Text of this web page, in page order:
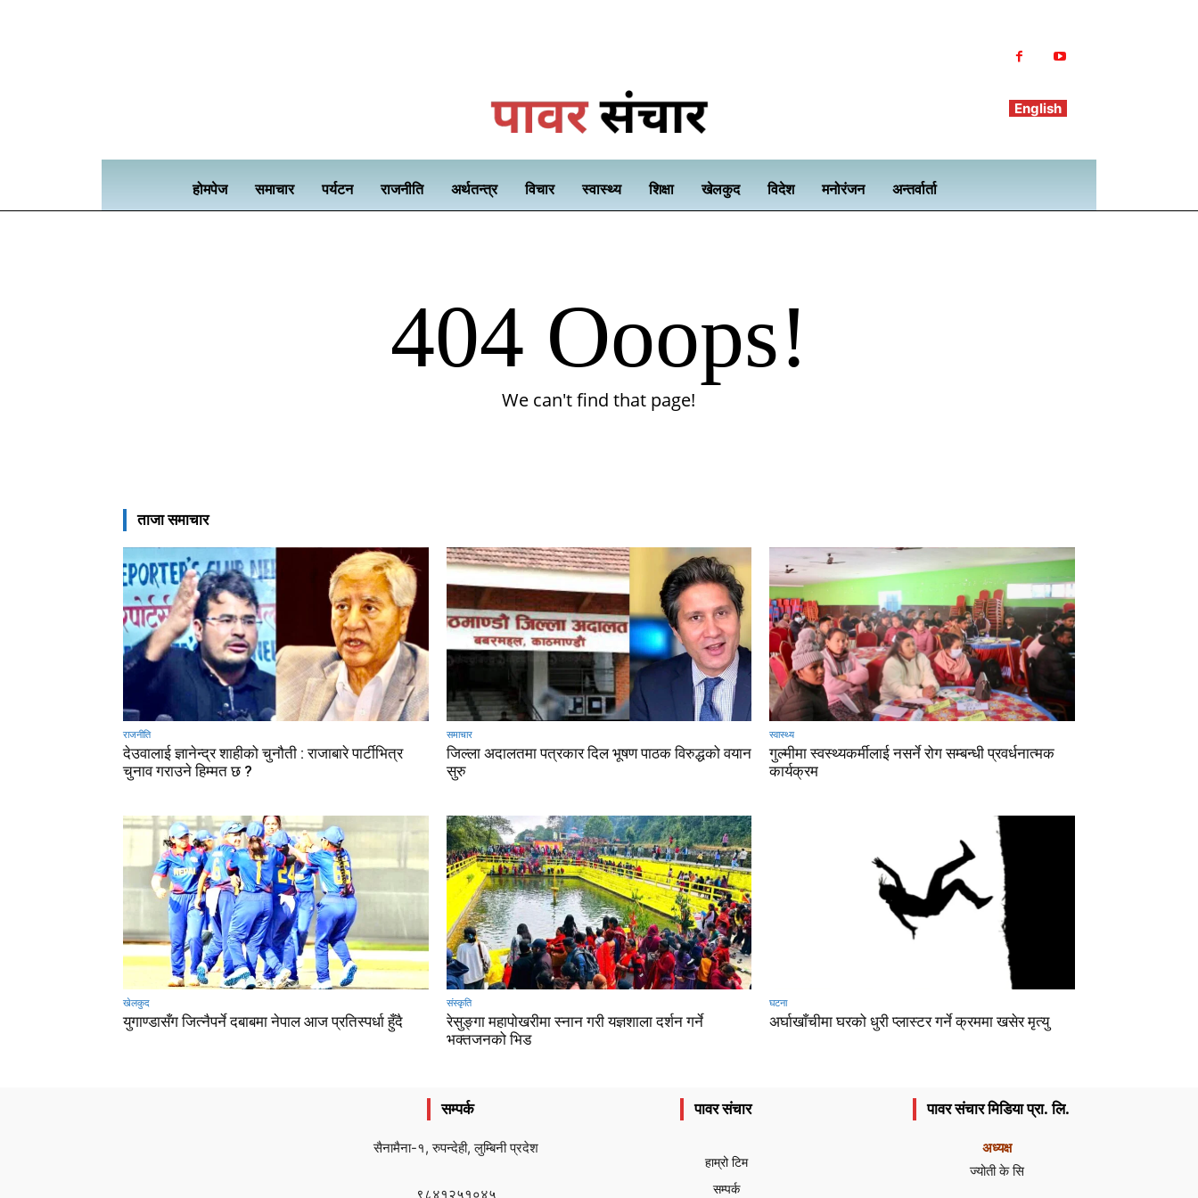
English
होमपेज समाचार पर्यटन राजनीति अर्थतन्त्र विचार स्वास्थ्य शिक्षा खेलकुद विदेश मनोरंजन अन्तर्वार्ता
404 Ooops!
We can't find that page!
ताजा समाचार
राजनीति
देउवालाई ज्ञानेन्द्र शाहीको चुनौती : राजाबारे पार्टीभित्र
चुनाव गराउने हिम्मत छ ?
समाचार
जिल्ला अदालतमा पत्रकार दिल भूषण पाठक विरुद्धको वयान
सुरु
स्वास्थ्य
गुल्मीमा स्वस्थ्यकर्मीलाई नसर्ने रोग सम्बन्धी प्रवर्धनात्मक
कार्यक्रम
खेलकुद
युगाण्डासँग जित्नैपर्ने दबाबमा नेपाल आज प्रतिस्पर्धा हुँदै
संस्कृति
रेसुङ्गा महापोखरीमा स्नान गरी यज्ञशाला दर्शन गर्ने
भक्तजनको भिड
घटना
अर्घाखाँचीमा घरको धुरी प्लास्टर गर्ने क्रममा खसेर मृत्यु
सम्पर्क
सैनामैना-१, रुपन्देही, लुम्बिनी प्रदेश
९८४१२५१०४५
पावर संचार
हाम्रो टिम
सम्पर्क
पावर संचार मिडिया प्रा. लि.
अध्यक्ष
ज्योती के सि